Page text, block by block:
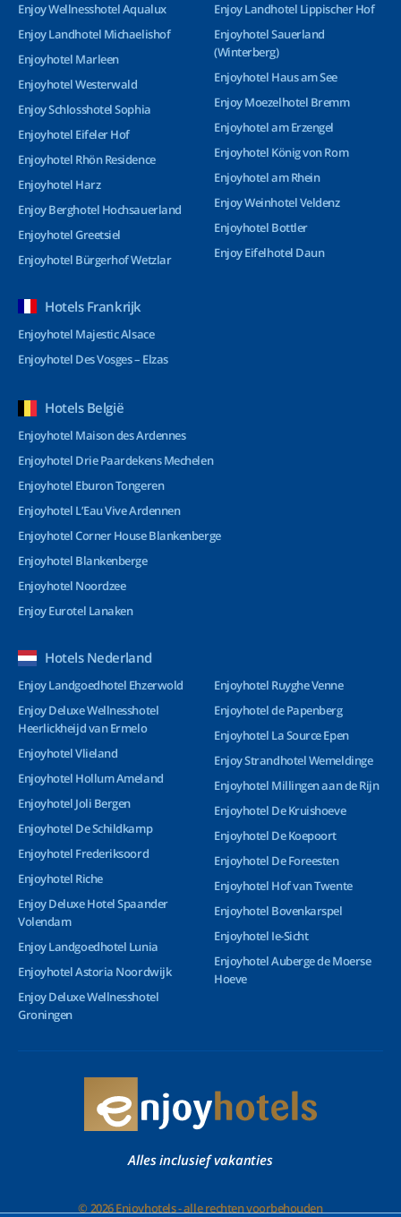
Enjoy Wellnesshotel Aqualux
Enjoy Landhotel Michaelishof
Enjoyhotel Marleen
Enjoyhotel Westerwald
Enjoy Schlosshotel Sophia
Enjoyhotel Eifeler Hof
Enjoyhotel Rhön Residence
Enjoyhotel Harz
Enjoy Berghotel Hochsauerland
Enjoyhotel Greetsiel
Enjoyhotel Bürgerhof Wetzlar
Enjoy Landhotel Lippischer Hof
Enjoyhotel Sauerland
(Winterberg)
Enjoyhotel Haus am See
Enjoy Moezelhotel Bremm
Enjoyhotel am Erzengel
Enjoyhotel König von Rom
Enjoyhotel am Rhein
Enjoy Weinhotel Veldenz
Enjoyhotel Bottler
Enjoy Eifelhotel Daun
Hotels Frankrijk
Enjoyhotel Majestic Alsace
Enjoyhotel Des Vosges – Elzas
Hotels België
Enjoyhotel Maison des Ardennes
Enjoyhotel Drie Paardekens Mechelen
Enjoyhotel Eburon Tongeren
Enjoyhotel L’Eau Vive Ardennen
Enjoyhotel Corner House Blankenberge
Enjoyhotel Blankenberge
Enjoyhotel Noordzee
Enjoy Eurotel Lanaken
Hotels Nederland
Enjoy Landgoedhotel Ehzerwold
Enjoy Deluxe Wellnesshotel
Heerlickheijd van Ermelo
Enjoyhotel Vlieland
Enjoyhotel Hollum Ameland
Enjoyhotel Joli Bergen
Enjoyhotel De Schildkamp
Enjoyhotel Frederiksoord
Enjoyhotel Riche
Enjoy Deluxe Hotel Spaander
Volendam
Enjoy Landgoedhotel Lunia
Enjoyhotel Astoria Noordwijk
Enjoy Deluxe Wellnesshotel
Groningen
Enjoyhotel Ruyghe Venne
Enjoyhotel de Papenberg
Enjoyhotel La Source Epen
Enjoy Strandhotel Wemeldinge
Enjoyhotel Millingen aan de Rijn
Enjoyhotel De Kruishoeve
Enjoyhotel De Koepoort
Enjoyhotel De Foreesten
Enjoyhotel Hof van Twente
Enjoyhotel Bovenkarspel
Enjoyhotel Ie-Sicht
Enjoyhotel Auberge de Moerse
Hoeve
Alles inclusief vakanties
© 2026 Enjoyhotels - alle rechten voorbehouden